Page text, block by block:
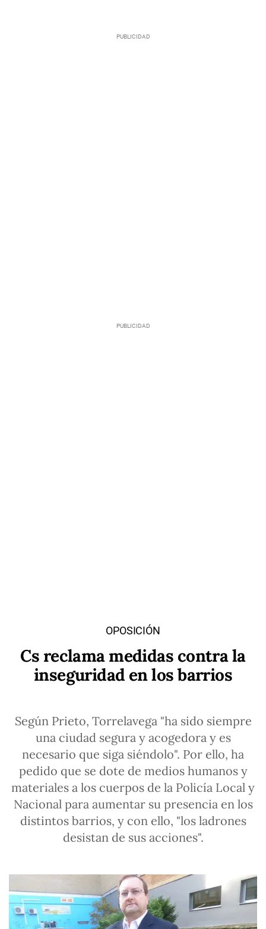
OPOSICIÓN
Cs reclama medidas contra la
inseguridad en los barrios
Según Prieto, Torrelavega "ha sido siempre
una ciudad segura y acogedora y es
necesario que siga siéndolo". Por ello, ha
pedido que se dote de medios humanos y
materiales a los cuerpos de la Policía Local y
Nacional para aumentar su presencia en los
distintos barrios, y con ello, "los ladrones
desistan de sus acciones".